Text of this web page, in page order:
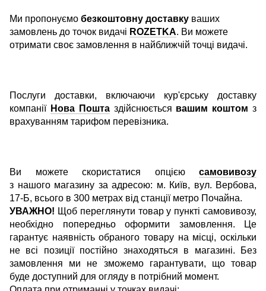
Ми пропонуємо безкоштовну доставку ваших
замовлень до точок видачі ROZETKA. Ви можете
отримати своє замовлення в найближчій точці видачі.
Послуги доставки, включаючи кур'єрську доставку
компанії Нова Поштаздійснюється вашим коштом з
врахуванням тарифом перевізника.
Ви можете скористатися опцією самовивозу
з нашого магазину за адресою: м. Київ, вул. Вербова,
17-Б, всього в 300 метрах від станції метро Почайна.
УВАЖНО! Щоб переглянути товар у пункті самовивозу,
необхідно попередньо оформити замовлення. Це
гарантує наявність обраного товару на місці, оскільки
не всі позиції постійно знаходяться в магазині. Без
замовлення ми не зможемо гарантувати, що товар
буде доступний для огляду в потрібний момент.